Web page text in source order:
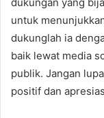
untuk
dukunglah ia
baik lewat media
publik. Jangan
positif dan